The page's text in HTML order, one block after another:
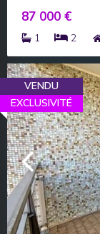
87 000 €
1 2
VENDU
EXCLUSIVITÉ